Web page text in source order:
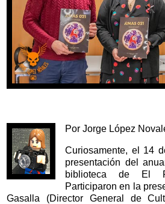
Por Jorge López
Curiosamente, el 14
presentación del
biblioteca de El
Participaron en la
Gasalla (Director General de